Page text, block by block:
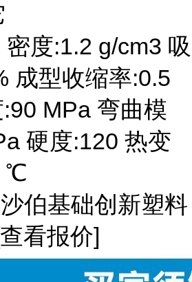
度:1.2 g/cm3 吸
成型收缩率:0.5
MPa 弯曲模
硬度:120 热变
℃
伯基础创新塑料
看报价]